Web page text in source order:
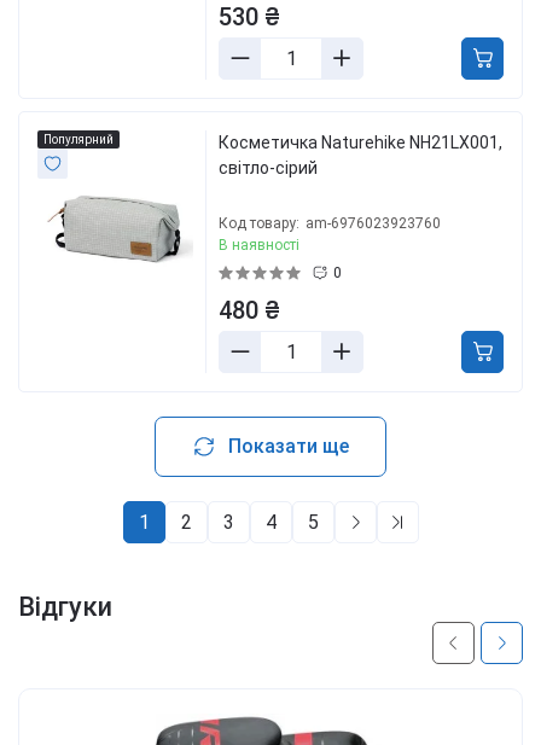
530 ₴
Популярний
Косметичка Naturehike NH21LX001,
світло-сірий
Код товару: am-6976023923760
В наявності
0
480 ₴
Показати ще
1 2 3 4 5
Відгуки